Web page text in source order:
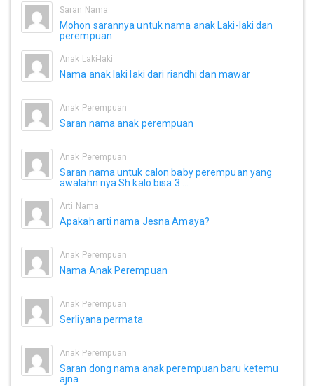
Saran Nama
Mohon sarannya untuk nama anak Laki-laki dan
perempuan
Anak Laki-laki
Nama anak laki laki dari riandhi dan mawar
Anak Perempuan
Saran nama anak perempuan
Anak Perempuan
Saran nama untuk calon baby perempuan yang
awalahn nya Sh kalo bisa 3 ...
Arti Nama
Apakah arti nama Jesna Amaya?
Anak Perempuan
Nama Anak Perempuan
Anak Perempuan
Serliyana permata
Anak Perempuan
Saran dong nama anak perempuan baru ketemu
ajna